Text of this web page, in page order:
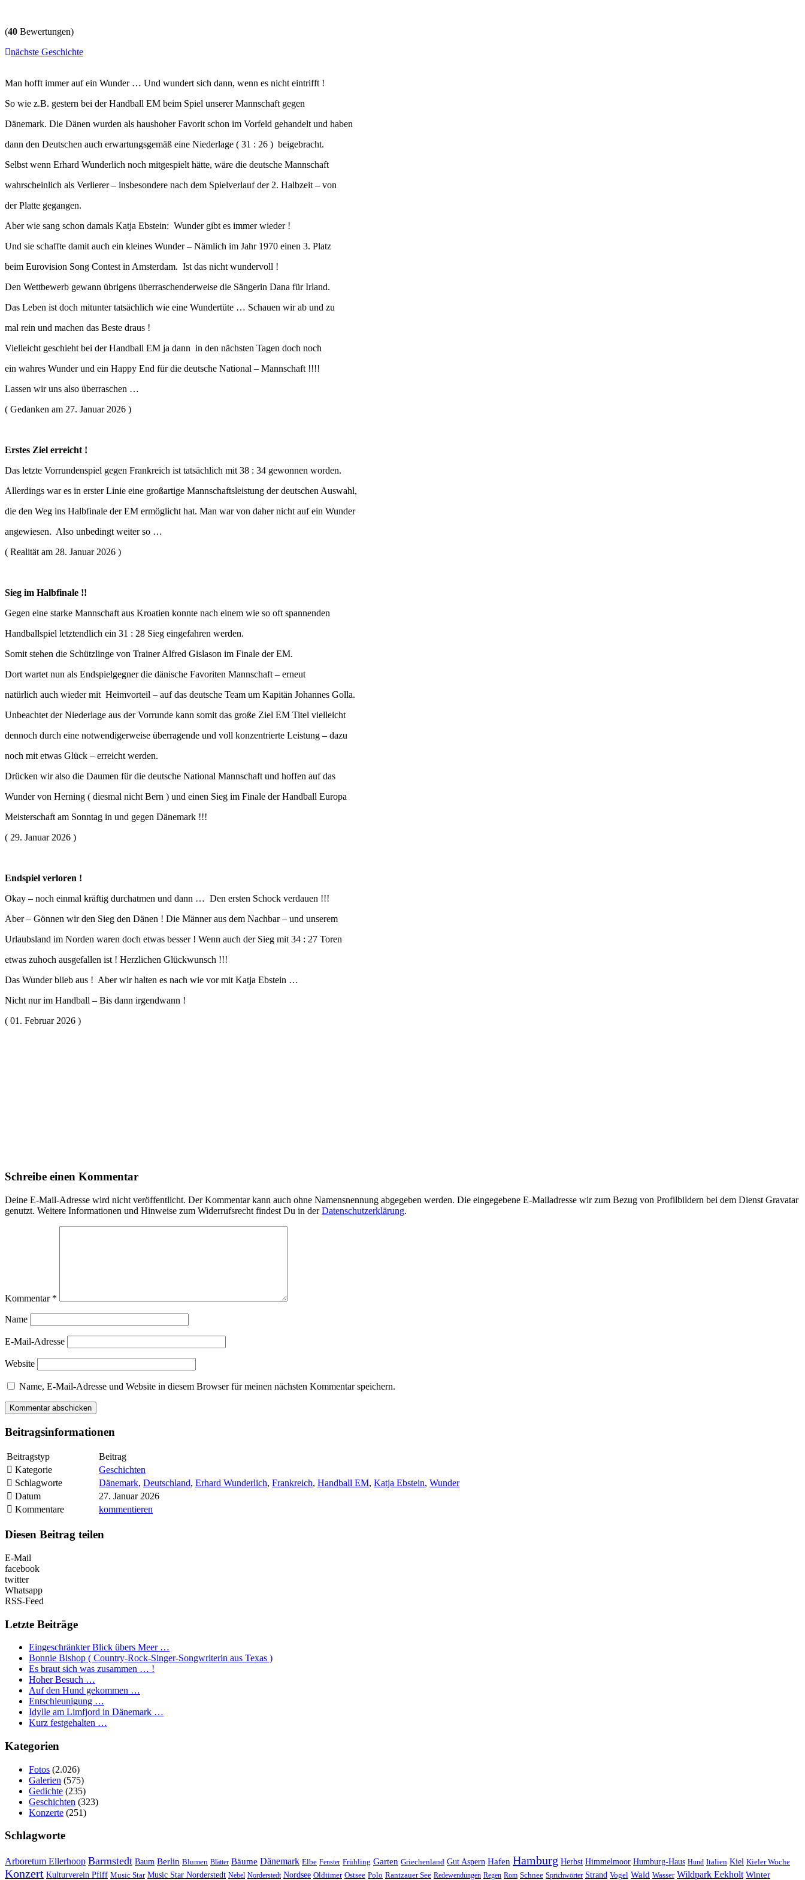
(40 Bewertungen)
nächste Geschichte
Man hofft immer auf ein Wunder … Und wundert sich dann, wenn es nicht eintrifft !
So wie z.B. gestern bei der Handball EM beim Spiel unserer Mannschaft gegen
Dänemark. Die Dänen wurden als haushoher Favorit schon im Vorfeld gehandelt und haben
dann den Deutschen auch erwartungsgemäß eine Niederlage ( 31 : 26 ) beigebracht.
Selbst wenn Erhard Wunderlich noch mitgespielt hätte, wäre die deutsche Mannschaft
wahrscheinlich als Verlierer – insbesondere nach dem Spielverlauf der 2. Halbzeit – von
der Platte gegangen.
Aber wie sang schon damals Katja Ebstein: Wunder gibt es immer wieder !
Und sie schaffte damit auch ein kleines Wunder – Nämlich im Jahr 1970 einen 3. Platz
beim Eurovision Song Contest in Amsterdam. Ist das nicht wundervoll !
Den Wettbewerb gewann übrigens überraschenderweise die Sängerin Dana für Irland.
Das Leben ist doch mitunter tatsächlich wie eine Wundertüte … Schauen wir ab und zu
mal rein und machen das Beste draus !
Vielleicht geschieht bei der Handball EM ja dann in den nächsten Tagen doch noch
ein wahres Wunder und ein Happy End für die deutsche National – Mannschaft !!!!
Lassen wir uns also überraschen …
( Gedanken am 27. Januar 2026 )
Erstes Ziel erreicht !
Das letzte Vorrundenspiel gegen Frankreich ist tatsächlich mit 38 : 34 gewonnen worden.
Allerdings war es in erster Linie eine großartige Mannschaftsleistung der deutschen Auswahl,
die den Weg ins Halbfinale der EM ermöglicht hat. Man war von daher nicht auf ein Wunder
angewiesen. Also unbedingt weiter so …
( Realität am 28. Januar 2026 )
Sieg im Halbfinale !!
Gegen eine starke Mannschaft aus Kroatien konnte nach einem wie so oft spannenden
Handballspiel letztendlich ein 31 : 28 Sieg eingefahren werden.
Somit stehen die Schützlinge von Trainer Alfred Gislason im Finale der EM.
Dort wartet nun als Endspielgegner die dänische Favoriten Mannschaft – erneut
natürlich auch wieder mit Heimvorteil – auf das deutsche Team um Kapitän Johannes Golla.
Unbeachtet der Niederlage aus der Vorrunde kann somit das große Ziel EM Titel vielleicht
dennoch durch eine notwendigerweise überragende und voll konzentrierte Leistung – dazu
noch mit etwas Glück – erreicht werden.
Drücken wir also die Daumen für die deutsche National Mannschaft und hoffen auf das
Wunder von Herning ( diesmal nicht Bern ) und einen Sieg im Finale der Handball Europa
Meisterschaft am Sonntag in und gegen Dänemark !!!
( 29. Januar 2026 )
Endspiel verloren !
Okay – noch einmal kräftig durchatmen und dann … Den ersten Schock verdauen !!!
Aber – Gönnen wir den Sieg den Dänen ! Die Männer aus dem Nachbar – und unserem
Urlaubsland im Norden waren doch etwas besser ! Wenn auch der Sieg mit 34 : 27 Toren
etwas zuhoch ausgefallen ist ! Herzlichen Glückwunsch !!!
Das Wunder blieb aus ! Aber wir halten es nach wie vor mit Katja Ebstein …
Nicht nur im Handball – Bis dann irgendwann !
( 01. Februar 2026 )
Schreibe einen Kommentar
Deine E-Mail-Adresse wird nicht veröffentlicht. Der Kommentar kann auch ohne Namensnennung abgegeben werden. Die eingegebene E-Mailadresse wir zum Bezug von Profilbildern bei dem Dienst Gravatar
genutzt. Weitere Informationen und Hinweise zum Widerrufsrecht findest Du in derDatenschutzerklärung.
Kommentar *
Name
E-Mail-Adresse
Website
Name, E-Mail-Adresse und Website in diesem Browser für meinen nächsten Kommentar speichern.
Beitragsinformationen
Beitragstyp
Beitrag
Kategorie
Geschichten
Schlagworte
Dänemark, Deutschland, Erhard Wunderlich, Frankreich, Handball EM, Katja Ebstein, Wunder
Datum
27. Januar 2026
Kommentare
kommentieren
Diesen Beitrag teilen
E-Mail
facebook
twitter
Whatsapp
RSS-Feed
Letzte Beiträge
Eingeschränkter Blick übers Meer …
Bonnie Bishop ( Country-Rock-Singer-Songwriterin aus Texas )
Es braut sich was zusammen … !
Hoher Besuch …
Auf den Hund gekommen …
Entschleunigung …
Idylle am Limfjord in Dänemark …
Kurz festgehalten …
Kategorien
Fotos (2.026)
Galerien (575)
Gedichte (235)
Geschichten (323)
Konzerte (251)
Schlagworte
Arboretum Ellerhoop Barmstedt Baum Berlin Blumen Blätter Bäume Dänemark Elbe Fenster Frühling Garten Griechenland Gut Aspern Hafen Hamburg Herbst Himmelmoor Humburg-Haus Hund Italien Kiel Kieler Woche
Konzert Kulturverein Pfiff Music Star Music Star Norderstedt Nebel Norderstedt Nordsee Oldtimer Ostsee Polo Rantzauer See Redewendungen Regen Rom Schnee Sprichwörter Strand Vogel Wald Wasser Wildpark Eekholt Winter